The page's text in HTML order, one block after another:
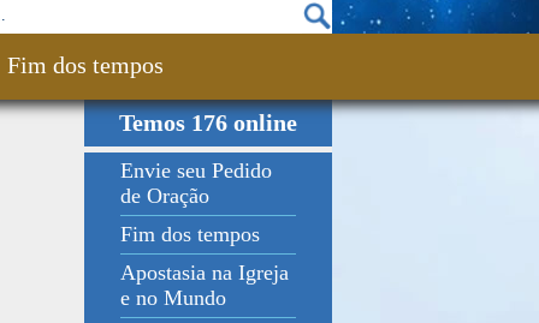
Fim dos tempos
Temos 176 online
Envie seu Pedido
de Oração
Fim dos tempos
Apostasia na Igreja
e no Mundo